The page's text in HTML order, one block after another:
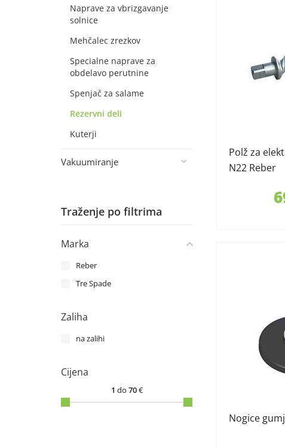
Naprave za vbrizgavanje
solnice
Mehčalec zrezkov
Specialne naprave za
obdelavo perutnine
Spenjač za salame
Rezervni deli
Kuterji
Vakuumiranje
Traženje po filtrima
Marka
Reber
Tre Spade
Zaliha
na zalihi
Cijena
1 do 70€
Polž za
N22 Reber
Nogice